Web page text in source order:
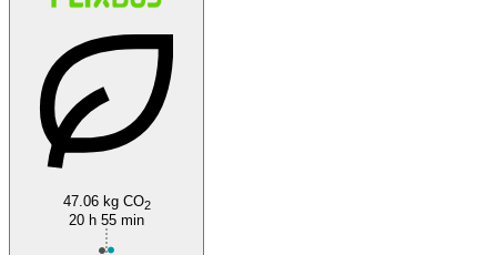
47.06 kg CO2
20 h 55 min